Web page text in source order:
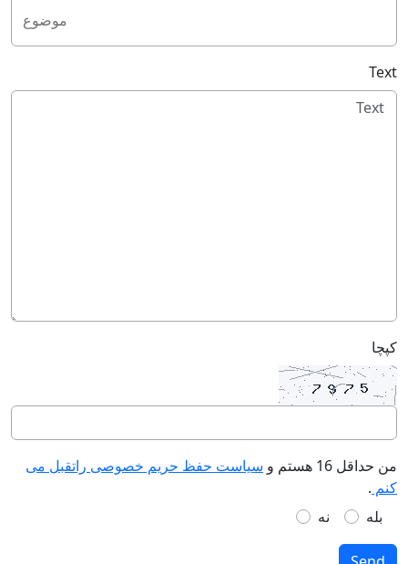
موضوع
Text
کپچا
من حداقل 16 هستم و
سیاست حفظ حریم خصوصی راتقبل می
کنم .
بله
نه